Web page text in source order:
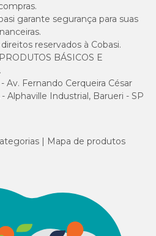
garante segurança para suas
reservados à Cobasi.
BÁSICOS E
Av. Fernando Cerqueira César
- Alphaville Industrial, Barueri - SP
Mapa de produtos